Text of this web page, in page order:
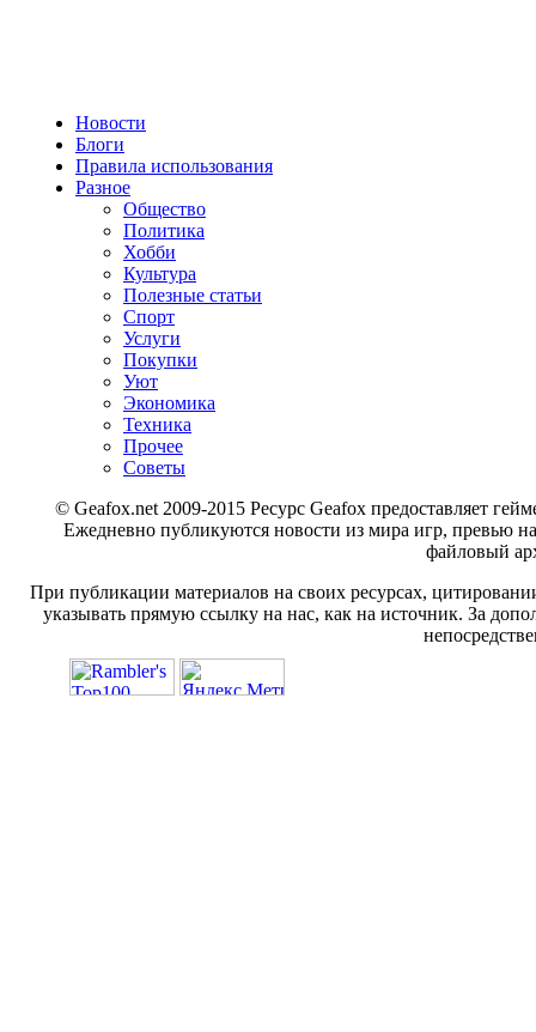
Новости
Блоги
Правила использования
Разное
Общество
Политика
Хобби
Культура
Полезные статьи
Спорт
Услуги
Покупки
Уют
Экономика
Техника
Прочее
Советы
© Geafox.net 2009-2015 Ресурс Geafox предоставляет
Ежедневно публикуются новости из мира игр, превью
файловый
При публикации материалов на своих ресурсах,
указывать прямую ссылку на нас, как на источник. За